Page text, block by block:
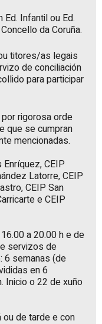
Infantil ou Ed.
da Coruña.
titores/as legais
de conciliación
para participar
rigorosa orde
que se cumpran
mencionadas.
Enríquez, CEIP
Latorre, CEIP
CEIP San
e CEIP
a 20.00 h e de
servizos de
6 semanas (de
en 6
Inicio o 22 de xuño
ou de tarde e con